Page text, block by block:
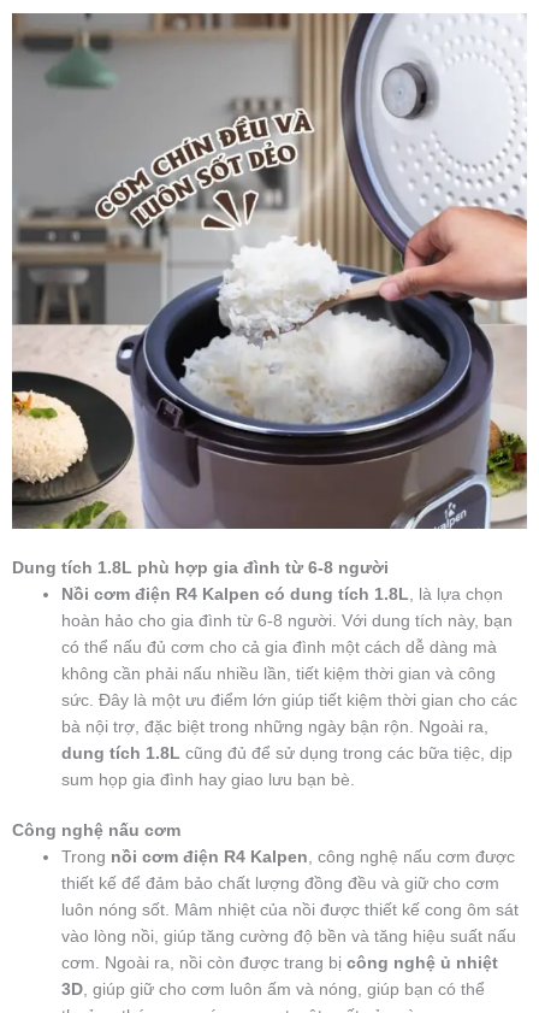
Dung tích 1.8L phù hợp gia đình từ 6-8 người
Nồi cơm điện R4 Kalpen có dung tích 1.8L , là lựa chọn
hoàn hảo cho gia đình từ 6-8 người. Với dung tích này, bạn
có thể nấu đủ cơm cho cả gia đình một cách dễ dàng mà
không cần phải nấu nhiều lần, tiết kiệm thời gian và công
sức. Đây là một ưu điểm lớn giúp tiết kiệm thời gian cho các
bà nội trợ, đặc biệt trong những ngày bận rộn. Ngoài ra,
dung tích 1.8L cũng đủ để sử dụng trong các bữa tiệc, dịp
sum họp gia đình hay giao lưu bạn bè.
Công nghệ nấu cơm
Trong nồi cơm điện R4 Kalpen, công nghệ nấu cơm được
thiết kế để đảm bảo chất lượng đồng đều và giữ cho cơm
luôn nóng sốt. Mâm nhiệt của nồi được thiết kế cong ôm sát
vào lòng nồi, giúp tăng cường độ bền và tăng hiệu suất nấu
cơm. Ngoài ra, nồi còn được trang bịcông nghệ ủ nhiệt
3D, giúp giữ cho cơm luôn ấm và nóng, giúp bạn có thể